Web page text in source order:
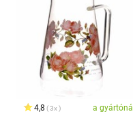
4,8 3x a gyártónál